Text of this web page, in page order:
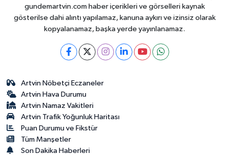
gundemartvin.com haber içerikleri ve görselleri kaynak
gösterilse dahi alıntı yapılamaz, kanuna aykırı ve izinsiz olarak
kopyalanamaz, başka yerde yayınlanamaz.
Artvin Nöbetçi Eczaneler
Artvin Hava Durumu
Artvin Namaz Vakitleri
Artvin Trafik Yoğunluk Haritası
Puan Durumu ve Fikstür
Tüm Manşetler
Son Dakika Haberleri